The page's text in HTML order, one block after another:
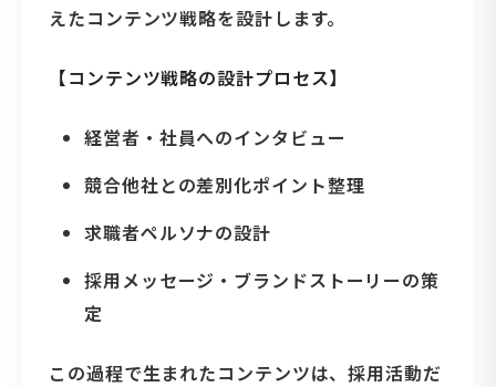
えたコンテンツ戦略を設計します。
【コンテンツ戦略の設計プロセス】
経営者・社員へのインタビュー
競合他社との差別化ポイント整理
求職者ペルソナの設計
採用メッセージ・ブランドストーリーの策
定
この過程で生まれたコンテンツは、採用活動だ